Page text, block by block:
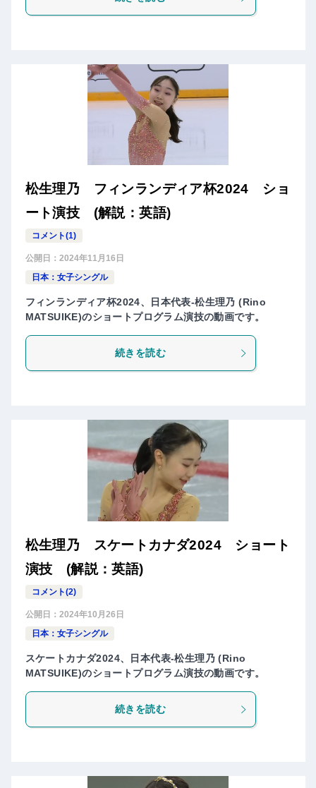
松生理乃 フィンランディア杯2024 ショ
ート演技 (解説：英語)
コメント(1)
公開日： 2024年11月16日
日本：女子シングル
フィンランディア杯2024、日本代表-松生理乃 (Rino
MATSUIKE)のショートプログラム演技の動画です。
続きを読む
松生理乃 スケートカナダ2024 ショート
演技 (解説：英語)
コメント(2)
公開日： 2024年10月26日
日本：女子シングル
スケートカナダ2024、日本代表-松生理乃 (Rino
MATSUIKE)のショートプログラム演技の動画です。
続きを読む